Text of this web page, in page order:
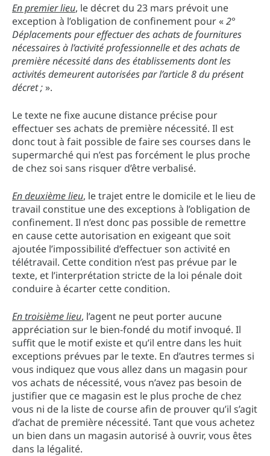
En premier lieu, le décret du 23 mars prévoit une
exception à l’obligation de confinement pour «2°
Déplacements pour effectuer des achats de fournitures
nécessaires à l’activité professionnelle et des achats de
première nécessité dans des établissements dont les
activités demeurent autorisées par l’article 8 du présent
décret ;».
Le texte ne fixe aucune distance précise pour
effectuer ses achats de première nécessité. Il est
donc tout à fait possible de faire ses courses dans le
supermarché qui n’est pas forcément le plus proche
de chez soi sans risquer d’être verbalisé.
En deuxième lieu, le trajet entre le domicile et le lieu de
travail constitue une des exceptions à l’obligation de
confinement. Il n’est donc pas possible de remettre
en cause cette autorisation en exigeant que soit
ajoutée l’impossibilité d’effectuer son activité en
télétravail. Cette condition n’est pas prévue par le
texte, et l’interprétation stricte de la loi pénale doit
conduire à écarter cette condition.
En troisième lieu, l’agent ne peut porter aucune
appréciation sur le bien-fondé du motif invoqué. Il
suffit que le motif existe et qu’il entre dans les huit
exceptions prévues par le texte. En d’autres termes si
vous indiquez que vous allez dans un magasin pour
vos achats de nécessité, vous n’avez pas besoin de
justifier que ce magasin est le plus proche de chez
vous ni de la liste de course afin de prouver qu’il s’agit
d’achat de première nécessité. Tant que vous achetez
un bien dans un magasin autorisé à ouvrir, vous êtes
dans la légalité.